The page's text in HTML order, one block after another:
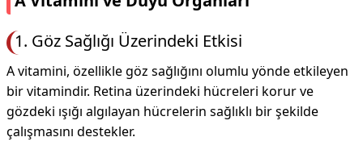
1. Göz Sağlığı Üzerindeki Etkisi
A vitamini, özellikle göz sağlığını olumlu yönde etkileyen
bir vitamindir. Retina üzerindeki hücreleri korur ve
gözdeki ışığı algılayan hücrelerin sağlıklı bir şekilde
çalışmasını destekler.